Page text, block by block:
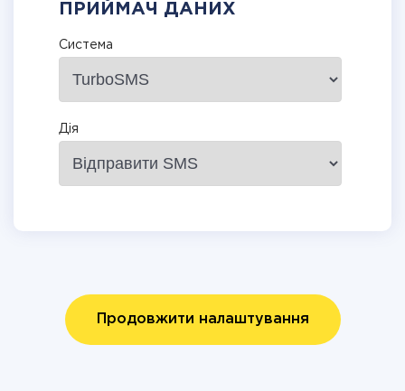
ПРИЙМАЧ ДАНИХ
Система
Дія
Продовжити налаштування